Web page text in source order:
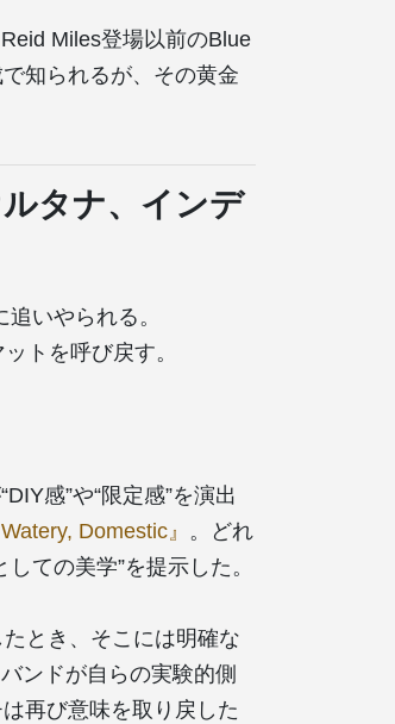
Miles登場以前のBlue
知られるが、その黄金
タナ、インデ
いやられる。
トを呼び戻す。
感”や“限定感”を演出
Watery, Domestic』 。どれ
ての美学”を提示した。
とき、そこには明確な
ンドが自らの実験的側
再び意味を取り戻した